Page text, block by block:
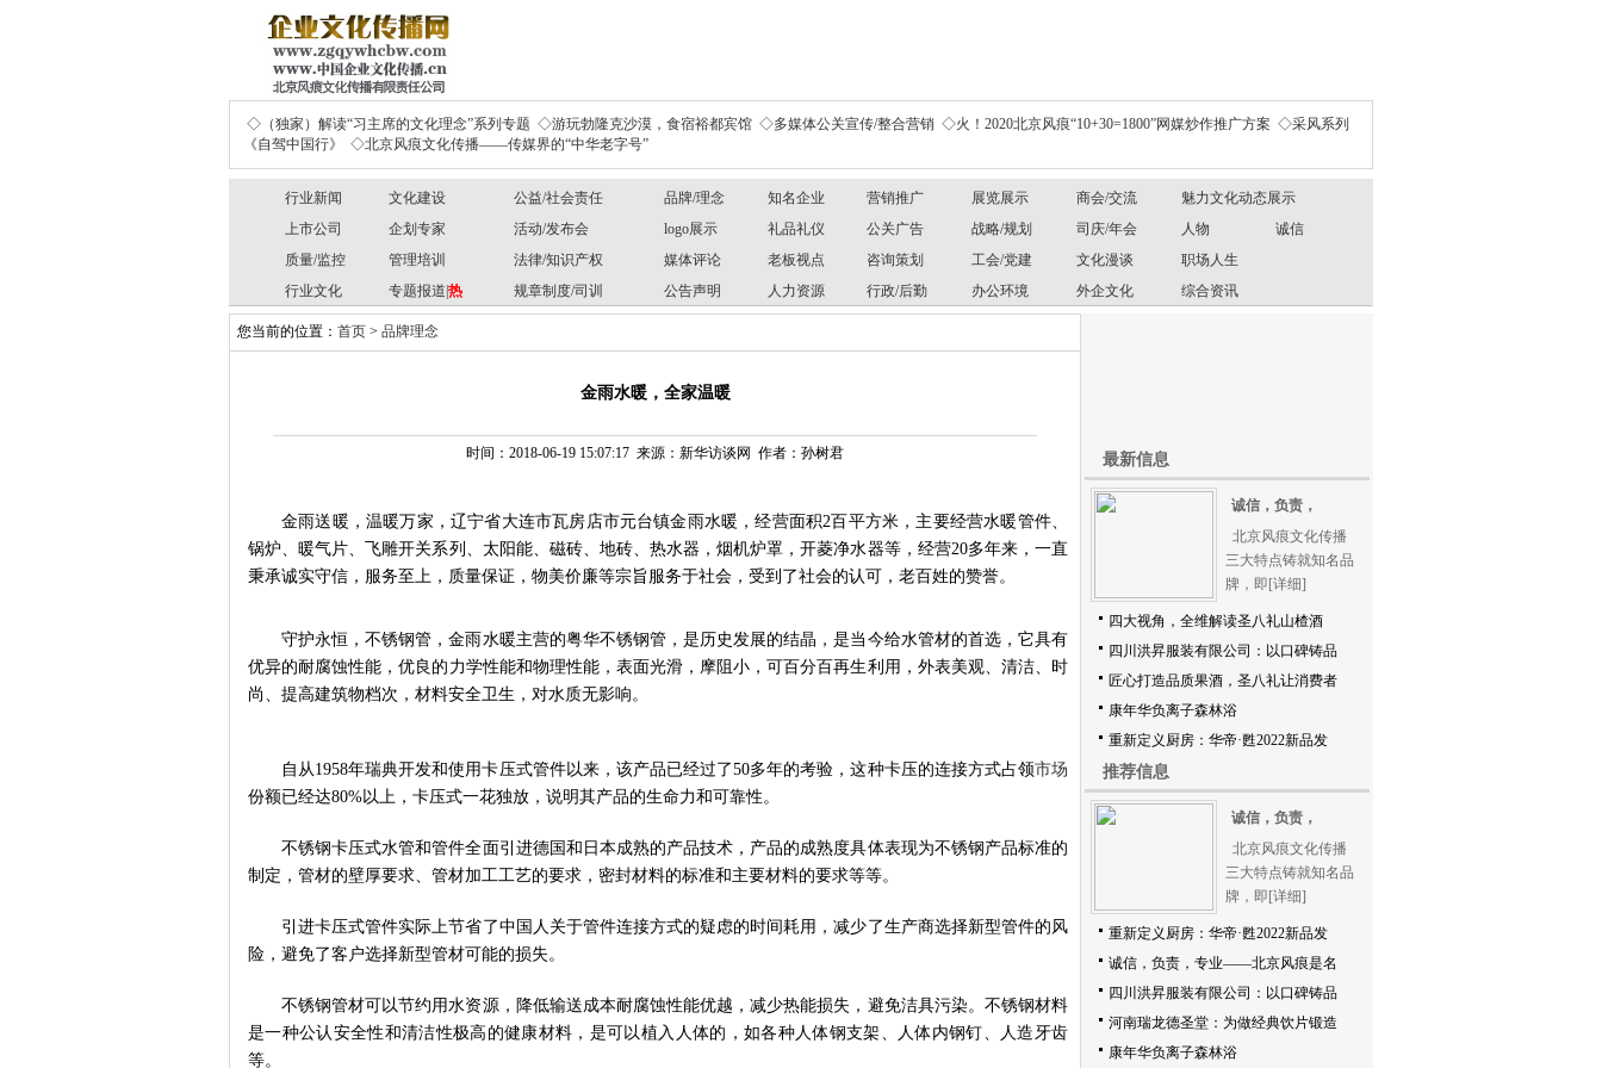
◇（独家）解读“习主席的文化理念”系列专题 ◇游玩勃隆克沙漠，食宿裕都宾馆 ◇多媒体公关宣传/整合营销 ◇火！2020北京风痕“10+30=1800”网媒炒作推广方案 ◇采风系列
《自驾中国行》
◇北京风痕文化传播——传媒界的“中华老字号”
行业新闻 文化建设 公益/社会责任 品牌/理念 知名企业 营销推广 展览展示 商会/交流
魅力文化动态展示
上市公司
企划专家 活动/发布会 logo展示 礼品礼仪 公关广告 战略/规划 司庆/年会 人物
诚信
质量/监控
管理培训 法律/知识产权 媒体评论 老板视点 咨询策划 工会/党建 文化漫谈
职场人生
行业文化
专题报道| 热 规章制度/司训 公告声明 人力资源 行政/后勤 办公环境 外企文化 综合资讯
您当前的位置： 首页 > 品牌理念
金雨水暖，全家温暖
时间：2018-06-19 15:07:17 来源：新华访谈网 作者：孙树君
金雨送暖，温暖万家，辽宁省大连市瓦房店市元台镇金雨水暖，经营面积2百平方米，主要经营水暖管件、
锅炉、暖气片、飞雕开关系列、太阳能、磁砖、地砖、热水器，烟机炉罩，开菱净水器等，经营20多年来，一直
秉承诚实守信，服务至上，质量保证，物美价廉等宗旨服务于社会，受到了社会的认可，老百姓的赞誉。
守护永恒，不锈钢管，金雨水暖主营的粤华不锈钢管，是历史发展的结晶，是当今给水管材的首选，它具有
优异的耐腐蚀性能，优良的力学性能和物理性能，表面光滑，摩阻小，可百分百再生利用，外表美观、清洁、时
尚、提高建筑物档次，材料安全卫生，对水质无影响。
自从1958年瑞典开发和使用卡压式管件以来，该产品已经过了50多年的考验，这种卡压的连接方式占领市场
份额已经达80%以上，卡压式一花独放，说明其产品的生命力和可靠性。
不锈钢卡压式水管和管件全面引进德国和日本成熟的产品技术，产品的成熟度具体表现为不锈钢产品标准的
制定，管材的壁厚要求、管材加工工艺的要求，密封材料的标准和主要材料的要求等等。
引进卡压式管件实际上节省了中国人关于管件连接方式的疑虑的时间耗用，减少了生产商选择新型管件的风
险，避免了客户选择新型管材可能的损失。
不锈钢管材可以节约用水资源，降低输送成本耐腐蚀性能优越，减少热能损失，避免洁具污染。不锈钢材料
是一种公认安全性和清洁性极高的健康材料，是可以植入人体的，如各种人体钢支架、人体内钢钉、人造牙齿
等。
最新信息
诚信，负责，
北京风痕文化传播
三大特点铸就知名品
牌，即 [详细]
四大视角，全维解读圣八礼山楂酒
四川洪昇服装有限公司：以口碑铸品
匠心打造品质果酒，圣八礼让消费者
康年华负离子森林浴
重新定义厨房：华帝·甦2022新品发
推荐信息
诚信，负责，
北京风痕文化传播
三大特点铸就知名品
牌，即 [详细]
重新定义厨房：华帝·甦2022新品发
诚信，负责，专业——北京风痕是名
四川洪昇服装有限公司：以口碑铸品
河南瑞龙德圣堂：为做经典饮片锻造
康年华负离子森林浴